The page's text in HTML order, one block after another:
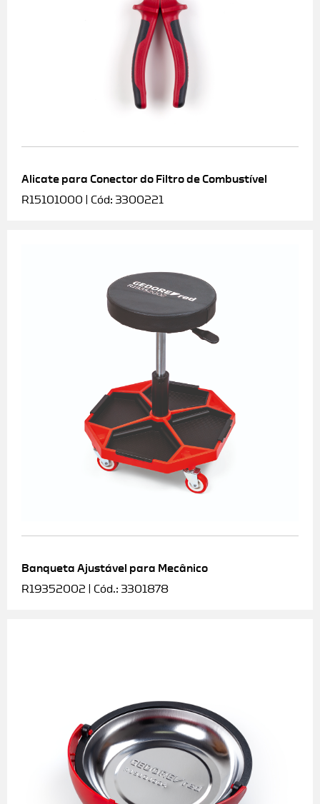
Alicate para Conector do Filtro de Combustível
R15101000 | Cód: 3300221
Banqueta Ajustável para Mecânico
R19352002 | Cód.: 3301878